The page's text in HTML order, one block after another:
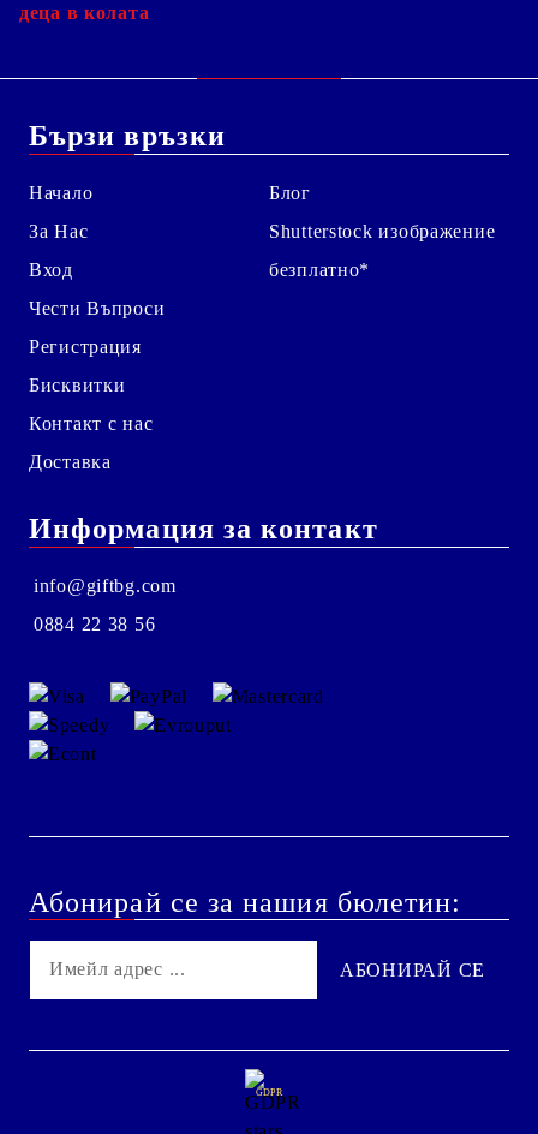
деца в колата
Бързи връзки
Начало
За Нас
Вход
Чести Въпроси
Регистрация
Бисквитки
Контакт с нас
Доставка
Блог
Shutterstock изображение
безплатно*
Информация за контакт
info@giftbg.com
0884 22 38 56
Абонирай се за нашия бюлетин:
GDPR